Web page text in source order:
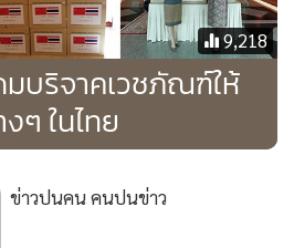
การบินเข้าประเทศ จะมีการป้องกัน
างไร นพ.ทวีศิลป์ กล่าวว่า แน่นอน
ม่ได้เข้าประเทศ
9,218
บริจาคเวชภัณฑ์ให้
ๆ ในไทย
ข่าวปนคน คนปนข่าว